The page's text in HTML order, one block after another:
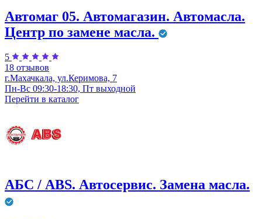
Автомаг 05. Автомагазин. Автомасла.
Центр по замене масла.
5
18 отзывов
г.Махачкала, ул.Керимова, 7
Пн-Вс 09:30-18:30, Пт выходной
Перейти в каталог
АБС / ABS. Автосервис. Замена масла.